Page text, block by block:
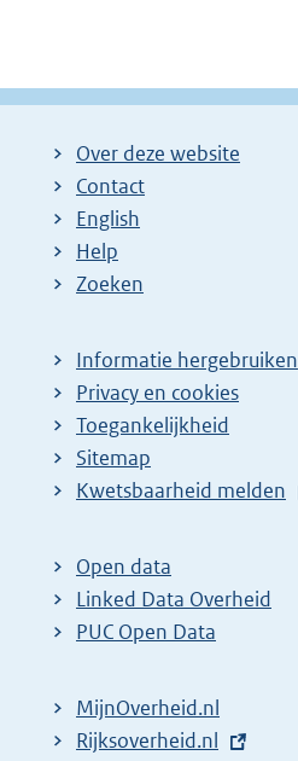
Over deze website
Contact
English
Help
Zoeken
Informatie hergebruiken
Privacy en cookies
Toegankelijkheid
Sitemap
E
t
e
r
l
i
Kwetsbaarheid melden
Open data
Linked Data Overheid
PUC Open Data
MijnOverheid.nl
E
Rijksoverheid.nl